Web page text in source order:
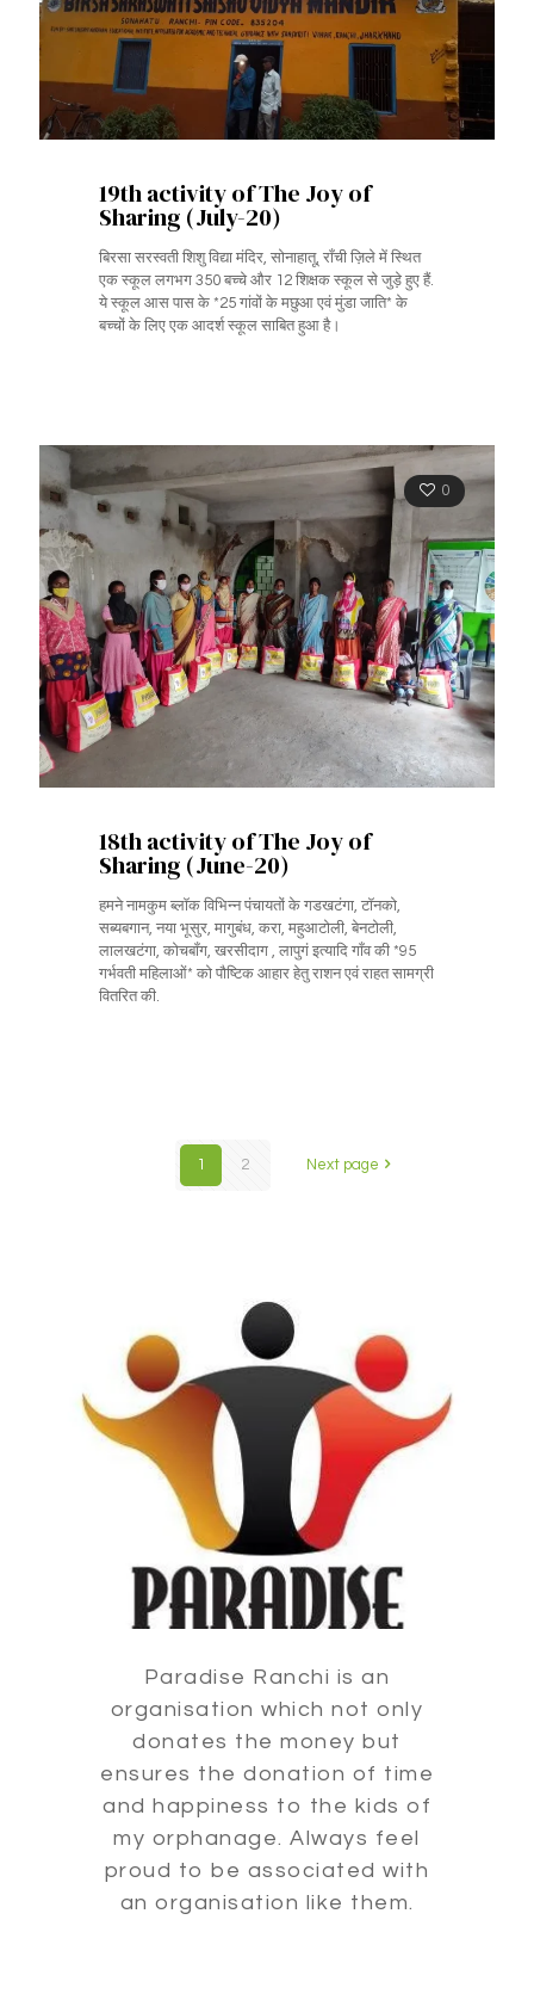
19th activity of The Joy of
Sharing (July-20)
बिरसा सरस्वती शिशु विद्या मंदिर, सोनाहातू, राँची ज़िले में स्थित
एक स्कूल लगभग 350 बच्चे और 12 शिक्षक स्कूल से जुड़े हुए हैं.
ये स्कूल आस पास के *25 गांवों के मछुआ एवं मुंडा जाति* के
बच्चों के लिए एक आदर्श स्कूल साबित हुआ है।
0
18th activity of The Joy of
Sharing (June-20)
हमने नामकुम ब्लॉक विभिन्न पंचायतों के गडखटंगा, टॉनको,
सब्यबगान, नया भूसुर, मागुबंध, करा, महुआटोली, बेनटोली,
लालखटंगा, कोचबॉंग, खरसीदाग , लापुगं इत्यादि गाँव की *95
गर्भवती महिलाओं* को पौष्टिक आहार हेतु राशन एवं राहत सामग्री
वितरित की.
1 2 Next page
Paradise Ranchi is an
organisation which not only
donates the money but
ensures the donation of time
and happiness to the kids of
my orphanage. Always feel
proud to be associated with
an organisation like them.